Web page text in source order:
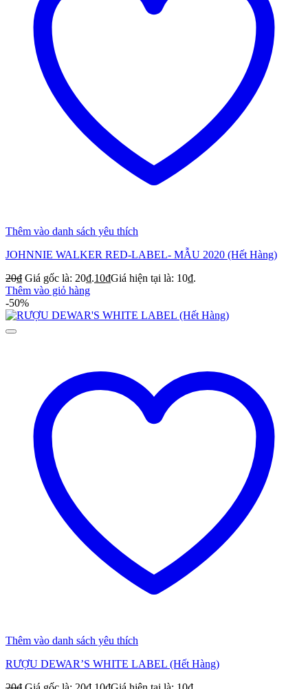
Thêm vào danh sách yêu thích
JOHNNIE WALKER RED-LABEL- MẪU 2020 (Hết Hàng)
20₫ Giá gốc là: 20₫.10₫Giá hiện tại là: 10₫.
Thêm vào giỏ hàng
-50%
Thêm vào danh sách yêu thích
RƯỢU DEWAR’S WHITE LABEL (Hết Hàng)